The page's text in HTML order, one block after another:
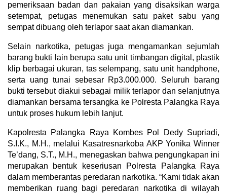
pemeriksaan badan dan pakaian yang disaksikan warga
setempat, petugas menemukan satu paket sabu yang
sempat dibuang oleh terlapor saat akan diamankan.
Selain narkotika, petugas juga mengamankan sejumlah
barang bukti lain berupa satu unit timbangan digital, plastik
klip berbagai ukuran, tas selempang, satu unit handphone,
serta uang tunai sebesar Rp3.000.000. Seluruh barang
bukti tersebut diakui sebagai milik terlapor dan selanjutnya
diamankan bersama tersangka ke Polresta Palangka Raya
untuk proses hukum lebih lanjut.
Kapolresta Palangka Raya Kombes Pol Dedy Supriadi,
S.I.K., M.H., melalui Kasatresnarkoba AKP Yonika Winner
Te’dang, S.T., M.H., menegaskan bahwa pengungkapan ini
merupakan bentuk keseriusan Polresta Palangka Raya
dalam memberantas peredaran narkotika. “Kami tidak akan
memberikan ruang bagi peredaran narkotika di wilayah